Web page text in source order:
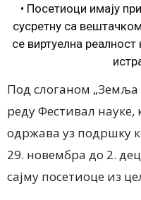
• Посетиоци имају
сусретну са
се виртуелна
Под слоганом „Земља
реду Фестивал науке,
одржава уз подршку
29. новембра до 2.
сајму посетиоце из